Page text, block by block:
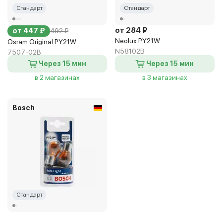
Стандарт
от 447 ₽ 492 ₽
Osram Original PY21W
7507-02B
Через 15 мин
в 2 магазинах
Стандарт
от 284 ₽
Neolux PY21W
N58102B
Через 15 мин
в 3 магазинах
Bosch
Стандарт